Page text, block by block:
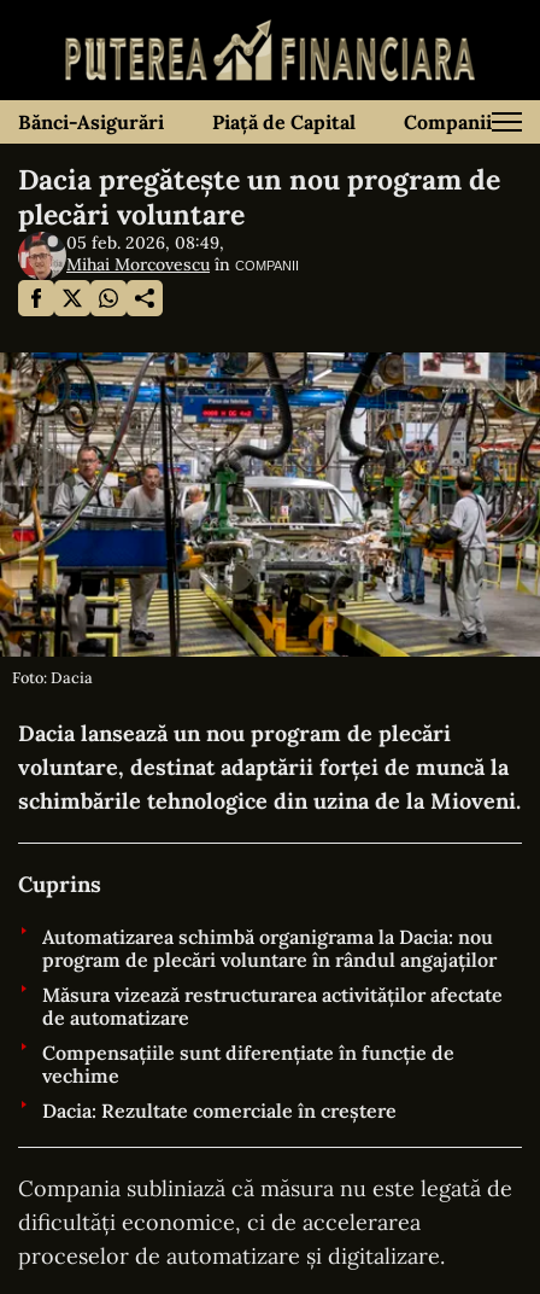
Bănci-Asigurări Piață de Capital Companii
Dacia pregătește un nou program de
plecări voluntare
05 feb. 2026, 08:49,
Mihai Morcovescu în COMPANII
Foto: Dacia
Dacia lansează un nou program de plecări
voluntare, destinat adaptării forței de muncă la
schimbările tehnologice din uzina de la Mioveni.
Cuprins
Automatizarea schimbă organigrama la Dacia: nou
program de plecări voluntare în rândul angajaților
Măsura vizează restructurarea activităților afectate
de automatizare
Compensațiile sunt diferențiate în funcție de
vechime
Dacia: Rezultate comerciale în creștere
Compania subliniază că măsura nu este legată de
dificultăți economice, ci de accelerarea
proceselor de automatizare și digitalizare.